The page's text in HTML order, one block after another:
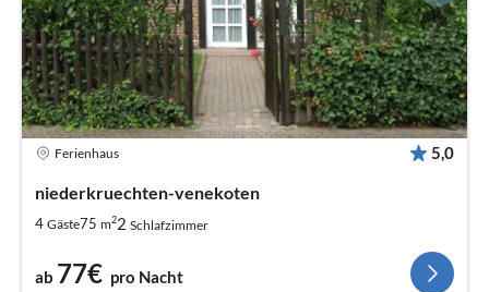
Ferienhaus 5,0
niederkruechten-venekoten
4 Gäste75 m22 Schlafzimmer
ab 77€ pro Nacht